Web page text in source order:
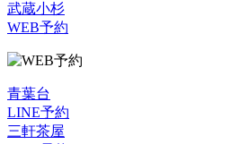
武蔵小杉
WEB予約
青葉台
LINE予約
三軒茶屋